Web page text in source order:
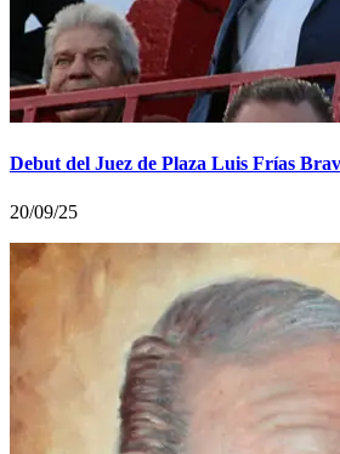
Debut del Juez de Plaza Luis Frías
20/09/25